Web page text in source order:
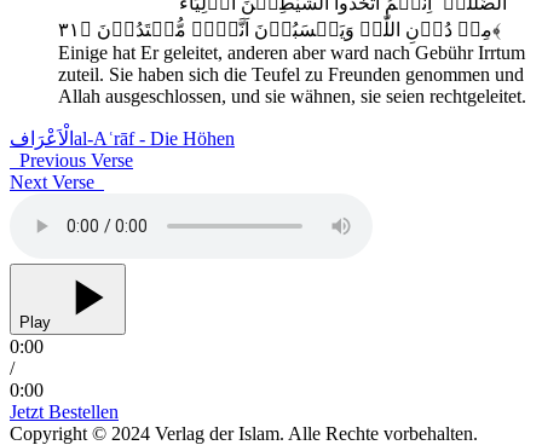
مِنۡ دُوۡنِ اللّٰہِ وَیَحۡسَبُوۡنَ اَنَّہُمۡ مُّہۡتَدُوۡنَ ﴿۳۱﴾
Einige hat Er geleitet, anderen aber ward nach Gebühr Irrtum
zuteil. Sie haben sich die Teufel zu Freunden genommen und
Allah ausgeschlossen, und sie wähnen, sie seien rechtgeleitet.
الْاَعْرَاف al-Aʿrāf - Die Höhen
Previous Verse
Next Verse
Play
0:00
/
0:00
Jetzt Bestellen
Copyright © 2024 Verlag der Islam. Alle Rechte vorbehalten.